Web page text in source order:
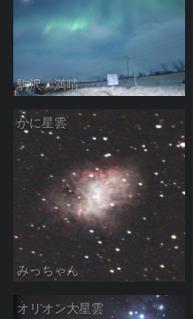
駒沢 満晴
かに星雲
みっちゃん
オリオン大星雲